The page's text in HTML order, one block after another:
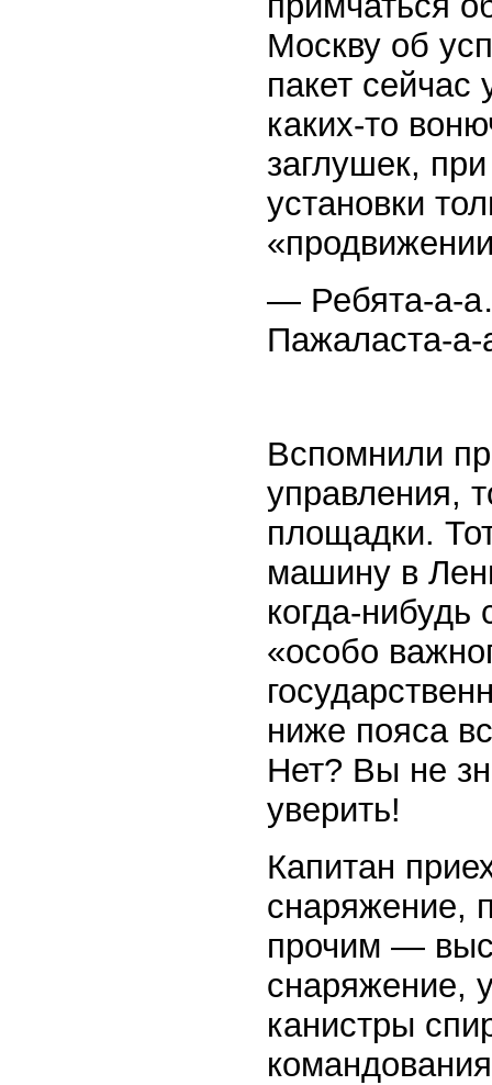
Москву об
пакет
каких-то
заглушек,
установки
— Ребята-а-
Пажаласта-
Вспомнили
управления,
площадки.
машину в
когда-
«особо
ниже пояса
Нет? Вы не
уверить!
Капитан
снаряжение,
прочим —
снаряжение,
канистры